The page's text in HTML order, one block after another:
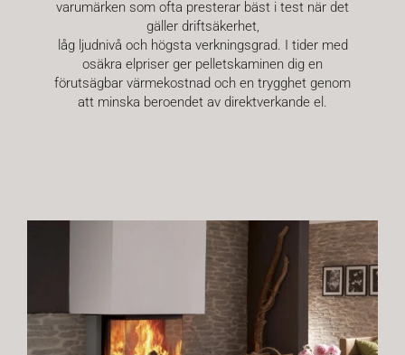
varumärken som ofta presterar bäst i test när det
gäller driftsäkerhet,
låg ljudnivå och högsta verkningsgrad. I tider med
osäkra elpriser ger pelletskaminen dig en
förutsägbar värmekostnad och en trygghet genom
att minska beroendet av direktverkande el.